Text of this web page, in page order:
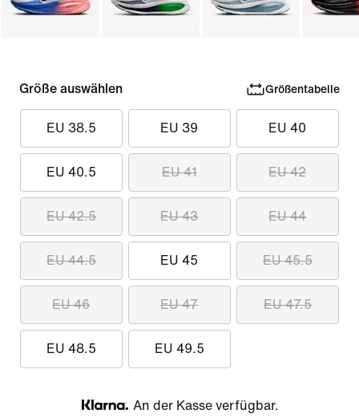
Größe auswählen Größentabelle
EU 38.5 EU 39 EU 40
EU 40.5 EU 41 EU 42
EU 42.5 EU 43 EU 44
EU 44.5 EU 45 EU 45.5
EU 46 EU 47 EU 47.5
EU 48.5 EU 49.5
Klarna
An der Kasse verfügbar.